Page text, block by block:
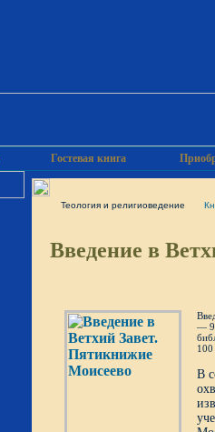
Гостевая книга
Теология и религиоведение
Введение в
— 9-
В